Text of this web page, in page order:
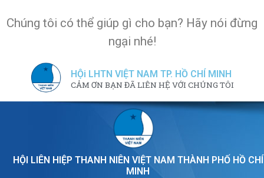
Chúng tôi có thể giúp gì cho bạn? Hãy nói đừng
ngại nhé!
HỘi LHTN VIỆT NAM TP. HỒ CHÍ MINH
CẢM ƠN BẠN ĐÃ LIÊN HỆ VỚI CHÚNG TÔI
HỘI LIÊN HIỆP THANH NIÊN VIỆT NAM THÀNH PHỐ HỒ CHÍ
MINH